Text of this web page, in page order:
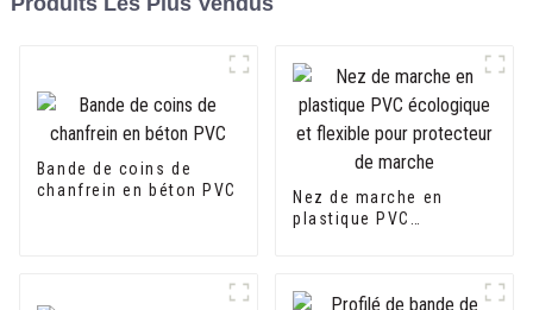
Bande de coins de
chanfrein en béton PVC
Nez de marche en
plastique PVC